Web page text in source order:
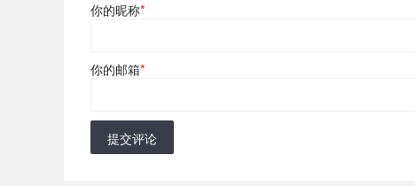
你的昵称*
你的邮箱*
提交评论